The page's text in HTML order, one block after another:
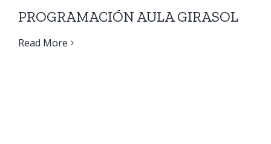
PROGRAMACIÓN AULA GIRASOL
Read More